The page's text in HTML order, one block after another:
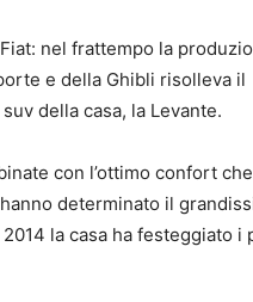
nel frattempo la
e della Ghibli risolleva il
della casa, la Levante.
con l’ottimo confort
determinato il
la casa ha festeggiato i